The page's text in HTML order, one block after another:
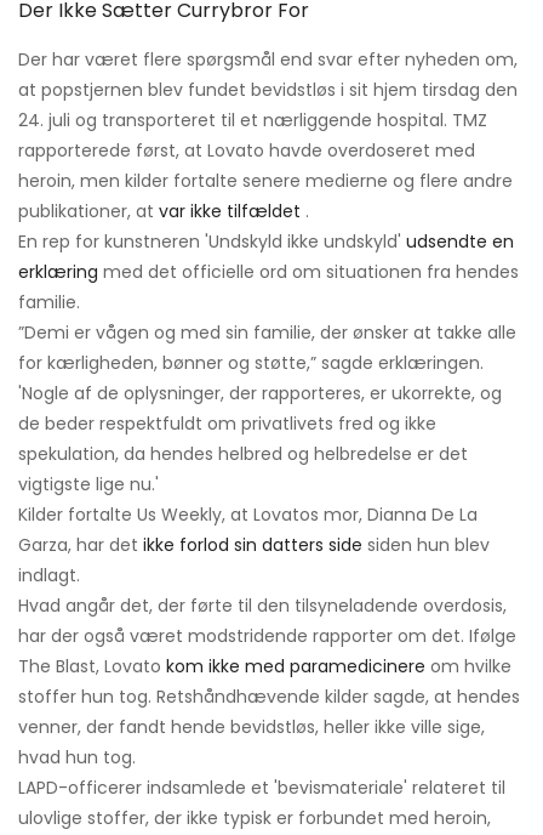
Der Ikke Sætter Currybror For
Der har været flere spørgsmål end svar efter nyheden om,
at popstjernen blev fundet bevidstløs i sit hjem tirsdag den
24. juli og transporteret til et nærliggende hospital. TMZ
rapporterede først, at Lovato havde overdoseret med
heroin, men kilder fortalte senere medierne og flere andre
publikationer, at var ikke tilfældet .
En rep for kunstneren 'Undskyld ikke undskyld' udsendte en
erklæring med det officielle ord om situationen fra hendes
familie.
”Demi er vågen og med sin familie, der ønsker at takke alle
for kærligheden, bønner og støtte,” sagde erklæringen.
'Nogle af de oplysninger, der rapporteres, er ukorrekte, og
de beder respektfuldt om privatlivets fred og ikke
spekulation, da hendes helbred og helbredelse er det
vigtigste lige nu.'
Kilder fortalte Us Weekly, at Lovatos mor, Dianna De La
Garza, har det ikke forlod sin datters side siden hun blev
indlagt.
Hvad angår det, der førte til den tilsyneladende overdosis,
har der også været modstridende rapporter om det. Ifølge
The Blast, Lovato kom ikke med paramedicinere om hvilke
stoffer hun tog. Retshåndhævende kilder sagde, at hendes
venner, der fandt hende bevidstløs, heller ikke ville sige,
hvad hun tog.
LAPD-officerer indsamlede et 'bevismateriale' relateret til
ulovlige stoffer, der ikke typisk er forbundet med heroin,